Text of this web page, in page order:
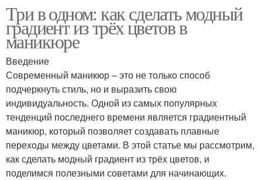
Три в одном: как сделать модный
градиент из трёх цветов в
маникюре
Введение
Современный маникюр – это не только способ
подчеркнуть стиль, но и выразить свою
индивидуальность. Одной из самых популярных
тенденций последнего времени является градиентный
маникюр, который позволяет создавать плавные
переходы между цветами. В этой статье мы рассмотрим,
как сделать модный градиент из трёх цветов, и
поделимся полезными советами для начинающих.